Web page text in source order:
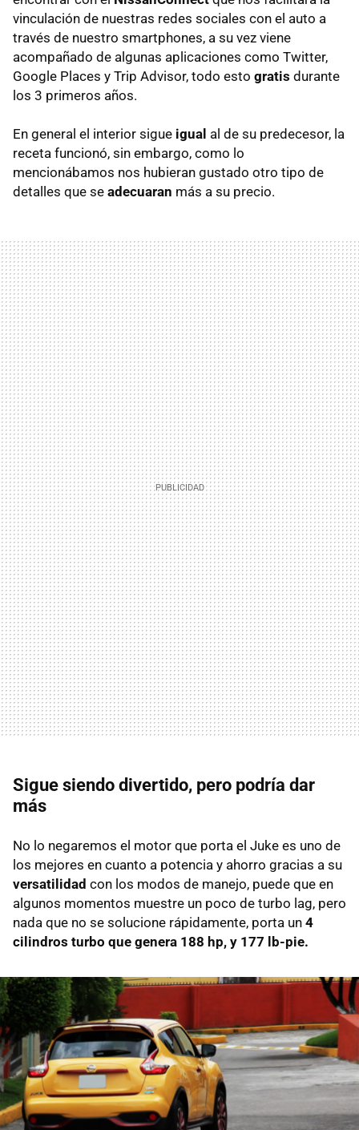
vinculación de nuestras redes sociales con el auto a
través de nuestro smartphones, a su vez viene
acompañado de algunas aplicaciones como Twitter,
Google Places y Trip Advisor, todo esto gratis durante
los 3 primeros años.
En general el interior sigue igual al de su predecesor, la
receta funcionó, sin embargo, como lo
mencionábamos nos hubieran gustado otro tipo de
detalles que se adecuaran más a su precio.
Sigue siendo divertido, pero podría dar
más
No lo negaremos el motor que porta el Juke es uno de
los mejores en cuanto a potencia y ahorro gracias a su
versatilidad con los modos de manejo, puede que en
algunos momentos muestre un poco de turbo lag, pero
nada que no se solucione rápidamente, porta un 4
cilindros turbo que genera 188 hp, y 177 lb-pie.